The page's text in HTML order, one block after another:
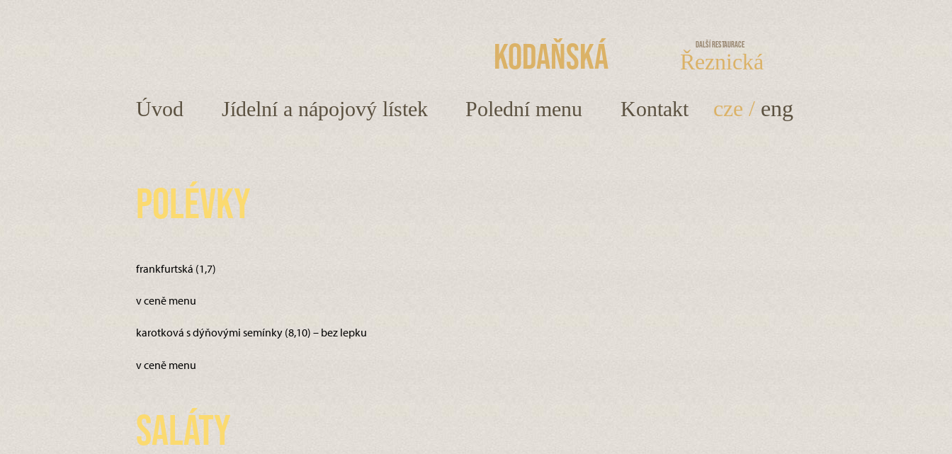
Kodaňská Další restaurace
Řeznická
Úvod Jídelní a nápojový lístek Polední menu Kontakt cze / eng
Polévky
frankfurtská (1,7)
v ceně menu
karotková s dýňovými semínky (8,10) – bez lepku
v ceně menu
Saláty